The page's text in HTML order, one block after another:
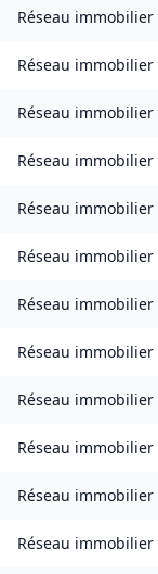
Réseau immobilier
Réseau immobilier
Réseau immobilier
Réseau immobilier
Réseau immobilier
Réseau immobilier
Réseau immobilier
Réseau immobilier
Réseau immobilier
Réseau immobilier
Réseau immobilier
Réseau immobilier